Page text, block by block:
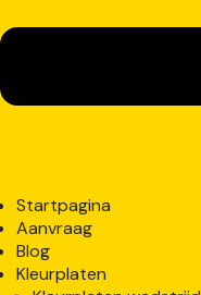
Startpagina
Aanvraag
Blog
Kleurplaten